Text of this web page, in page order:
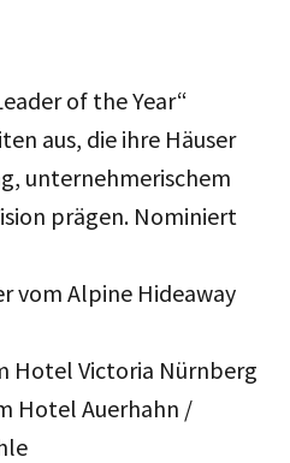
of the Year“
aus, die ihre Häuser
unternehmerischem
prägen. Nominiert
vom Alpine Hideaway
Hotel Victoria Nürnberg
Hotel Auerhahn /